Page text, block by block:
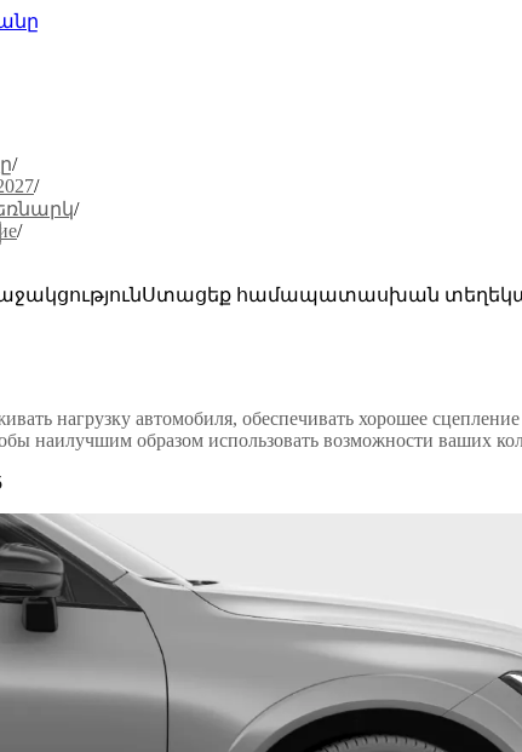
/
/
/
/
Ստացեք համապատասխան
нагрузку автомобиля, обеспечивать хорошее
наилучшим образом использовать возможности ваших